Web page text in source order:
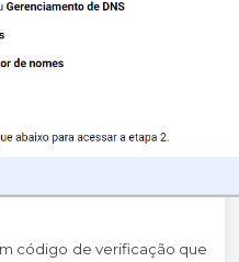
código de verificação que